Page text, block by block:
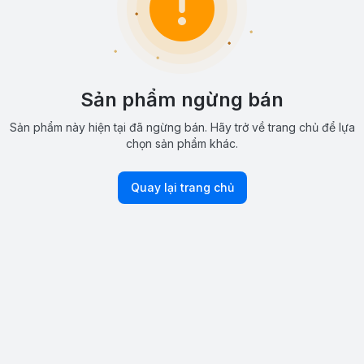
Sản phẩm ngừng bán
Sản phẩm này hiện tại đã ngừng bán. Hãy trở về trang chủ để lựa
chọn sản phẩm khác.
Quay lại trang chủ